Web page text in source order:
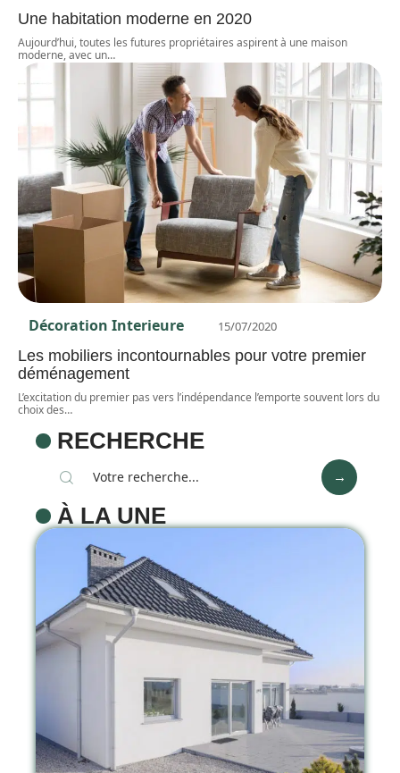
Une habitation moderne en 2020
Aujourd’hui, toutes les futures propriétaires aspirent à une maison
moderne, avec un…
Décoration Interieure 15/07/2020
Les mobiliers incontournables pour votre premier
déménagement
L’excitation du premier pas vers l’indépendance l’emporte souvent lors du
choix des…
RECHERCHE
À LA UNE